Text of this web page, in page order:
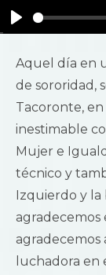
Aquel día en
de sororidad,
Tacoronte, en
inestimable
Mujer e
técnico y
Izquierdo y la
agradecemos
agradecemos
luchadora en